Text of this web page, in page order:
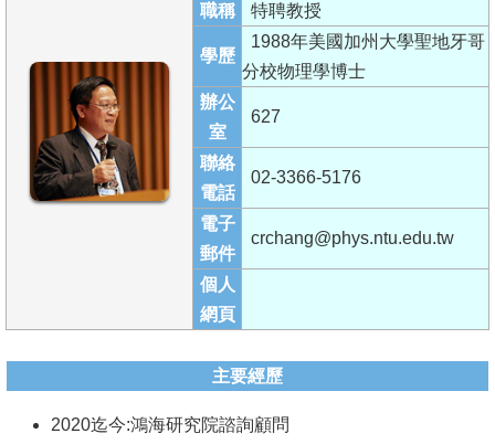
系
學
課
職稱
特聘教授
學歷
1988年美國加州大學聖地牙哥
分校物理學博士
辦公
室
627
聯絡
電話
02-3366-5176
電子
郵件
crchang@phys.ntu.edu.tw
個人
網頁
主要經歷
2020迄今:鴻海研究院諮詢顧問